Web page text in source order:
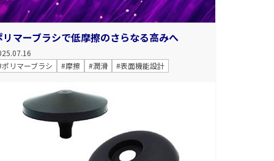
リマーブラシで低摩擦のさらなる高みへ
リマーブラシ
#摩擦 #潤滑 #表面機能設計